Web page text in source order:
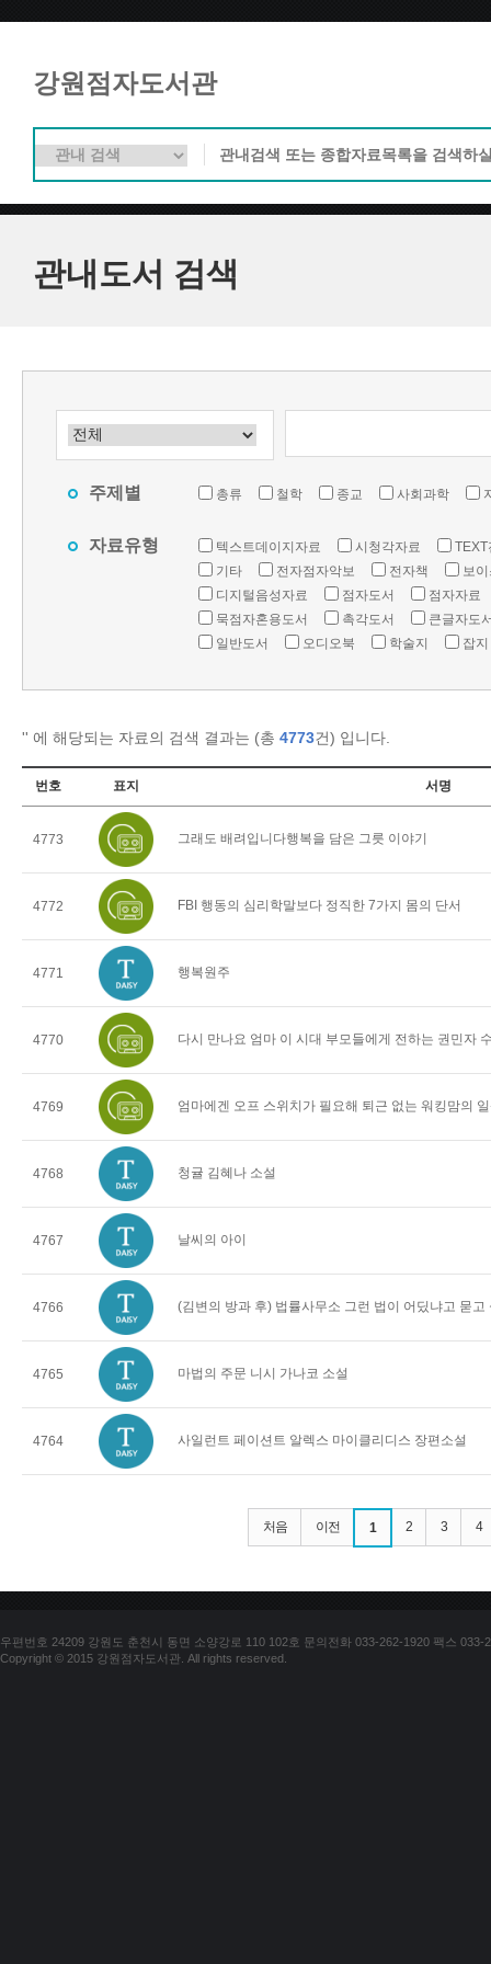
강원점자도서관
관내도서 검색
주제별 총류 철학 종교 사회과학
자료유형 텍스트데이지자료 시청각자료
TEXT
기타
전자점자악보 전자책
보
디지털음성자료
점자도서
점자자료
묵점자혼용도서
촉각도서
큰글자도
일반도서
오디오북 학술지 잡지
'' 에 해당되는 자료의 검색 결과는 (총 4773건) 입니다.
번호 표지 서명
4773 그래도 배려입니다행복을 담은 그릇 이야기
4772 FBI 행동의 심리학말보다 정직한 7가지 몸의 단서
4771 행복원주
4770 다시 만나요 엄마 이 시대 부모들에게 전하는 권민자
4769 엄마에겐 오프 스위치가 필요해 퇴근 없는 워킹맘의
4768 청귤 김혜나 소설
4767 날씨의 아이
4766 (김변의 방과 후) 법률사무소 그런 법이 어딨냐고 묻고
4765 마법의 주문 니시 가나코 소설
4764 사일런트 페이션트 알렉스 마이클리디스 장편소설
처음 이전 1 2 3 4
우편번호 24209 강원도 춘천시 동면 소양강로 110 102호 문의전화 033-262-1920 팩스 033-
Copyright © 2015 강원점자도서관. All rights reserved.